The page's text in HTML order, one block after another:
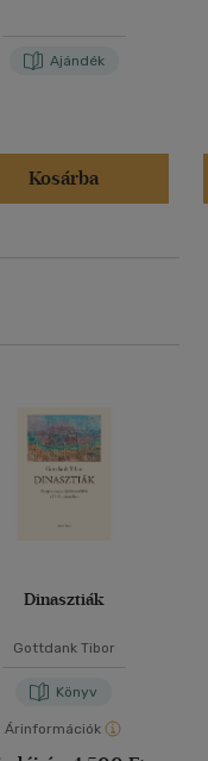
Ajándék
Kosárba
Dinasztiák
Gottdank Tibor
Könyv
Árinformációk